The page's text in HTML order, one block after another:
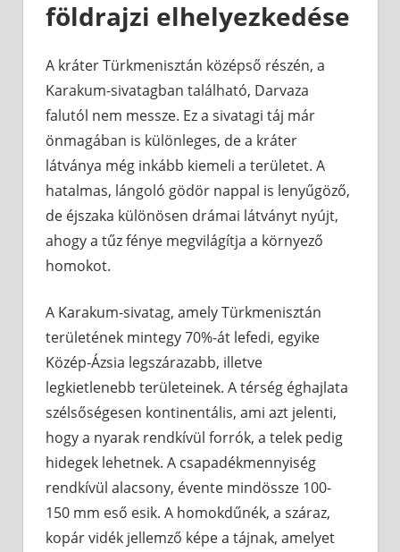
földrajzi elhelyezkedése
A kráter Türkmenisztán középső részén, a
Karakum-sivatagban található, Darvaza
falutól nem messze. Ez a sivatagi táj már
önmagában is különleges, de a kráter
látványa még inkább kiemeli a területet. A
hatalmas, lángoló gödör nappal is lenyűgöző,
de éjszaka különösen drámai látványt nyújt,
ahogy a tűz fénye megvilágítja a környező
homokot.
A Karakum-sivatag, amely Türkmenisztán
területének mintegy 70%-át lefedi, egyike
Közép-Ázsia legszárazabb, illetve
legkietlenebb területeinek. A térség éghajlata
szélsőségesen kontinentális, ami azt jelenti,
hogy a nyarak rendkívül forrók, a telek pedig
hidegek lehetnek. A csapadékmennyiség
rendkívül alacsony, évente mindössze 100-
150 mm eső esik. A homokdűnék, a száraz,
kopár vidék jellemző képe a tájnak, amelyet